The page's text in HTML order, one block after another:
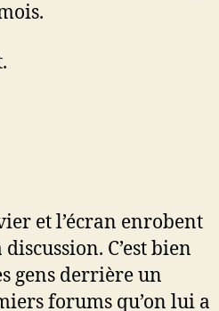
et l’écran enrobent
discussion. C’est bien
gens derrière un
forums qu’on lui a